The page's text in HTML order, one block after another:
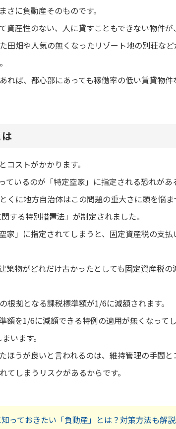
に負動産そのものです。
産性のない、人に貸すこともできない物件が
畑や人気の無くなったリゾート地の別荘など
れば、都心部にあっても稼働率の低い賃貸物件
ストがかかります。
いるのが「特定空家」に指定される恐れがあ
に地方自治体はこの問題の重大さに頭を悩ま
する特別措置法」が制定されました。
家」に指定されてしまうと、固定資産税の支
築物がどれだけ古かったとしても固定資産税
拠となる課税標準額が1/6に減額されます。
額を1/6に減額できる特例の適用が無くなって
います。
ほうが良いと言われるのは、維持管理の手間
しまうリスクがあるからです。
っておきたい「負動産」とは？対策方法も解説